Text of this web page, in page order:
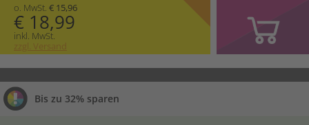
o. MwSt. € 15,96
€ 18,99
inkl. MwSt.
zzgl. Versand
Bis zu 32% sparen